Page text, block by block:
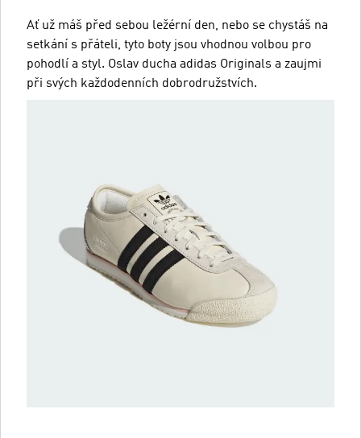
Ať už máš před sebou ležérní den, nebo se chystáš na
setkání s přáteli, tyto boty jsou vhodnou volbou pro
pohodlí a styl. Oslav ducha adidas Originals a zaujmi
při svých každodenních dobrodružstvích.